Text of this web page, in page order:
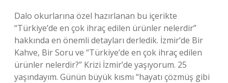
Dalo okurlarına özel hazırlanan bu içerikte
“Türkiye’de en çok ihraç edilen ürünler nelerdir”
hakkında en önemli detayları derledik. İzmir’de Bir
Kahve, Bir Soru ve “Türkiye’de en çok ihraç edilen
ürünler nelerdir?” Krizi İzmir’de yaşıyorum. 25
yaşındayım. Günün büyük kısmı “hayatı çözmüş gibi